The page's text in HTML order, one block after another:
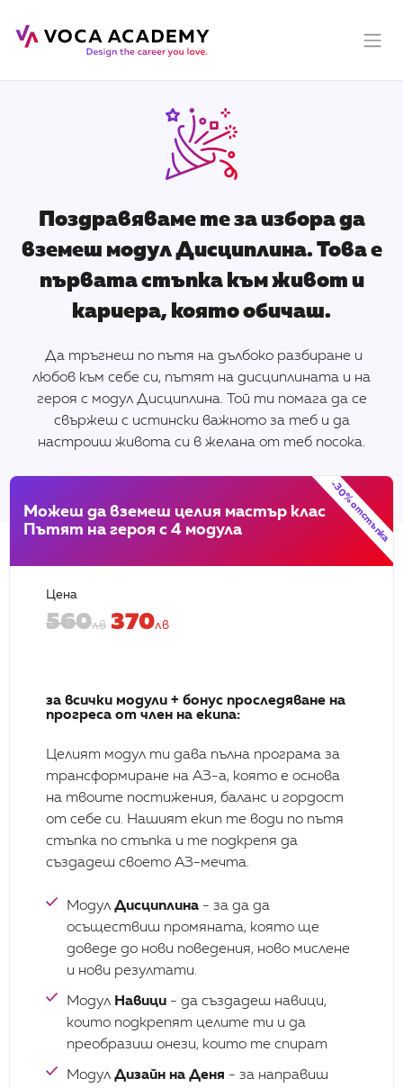
Поздравяваме те за избора да
вземеш модул Дисциплина. Това е
първата стъпка към живот и
кариера, която обичаш.
Да тръгнеш по пътя на дълбоко разбиране и
любов към себе си, пътят на дисциплината и на
героя с модул Дисциплина. Той ти помага да се
свържеш с истински важното за теб и да
настроиш живота си в желана от теб посока.
Можеш да вземеш целия мастър клас
Пътят на героя с 4 модула
-30% отстъпка
Цена
560лв 370лв
за всички модули + бонус проследяване на
прогреса от член на екипа:
Целият модул ти дава пълна програма за
трансформиране на АЗ-а, която е основа
на твоите постижения, баланс и гордост
от себе си. Нашият екип те води по пътя
стъпка по стъпка и те подкрепя да
създадеш своето АЗ-мечта.
Модул Дисциплина- за да да
осъществиш промяната, която ще
доведе до нови поведения, ново мислене
и нови резултати.
Модул Навици- да създадеш навици,
които подкрепят целите ти и да
преобразиш онези, които те спират
Модул Дизайн на Деня - за направиш
Успешни истории
Alexander Mollow
Sales expert
Ти ми даде толкова ценни съвети, и избистри
неяснотата, която имах за начина, по който да
нямам представа как мога да ти се отблагодаря. Ти
успя да създадеш в мен картината с пътя, който
трябва да извървя за да постигна целта си! Wow!
Личи си от далече, че ти си професионалист, който
обича работата си и я върши с лекота и дава 101%
от себе си без никакви усилия, което за мен е
идеалът, който всеки трябва да постигне в
професионално отношение и точно за това се боря
не само за себе си. но и за другите, както и разбра
че разговорът ми с теб беше лек и с удоволствие и